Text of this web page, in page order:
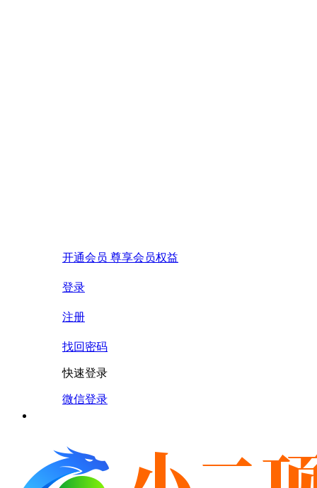
开通会员 尊享会员权益
登录
注册
找回密码
快速登录
微信登录